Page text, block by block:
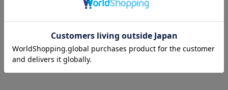
同シルエットの柄ありや、テーパードシルエットなど、バリエー
いに見えるシンプルかつ優秀なシルエット＆デザインだから、お
気に入りがきっと見つかるはず。
深まる季節にも重くなりすぎず、華やかな印象で季節の変わり目
新着商品